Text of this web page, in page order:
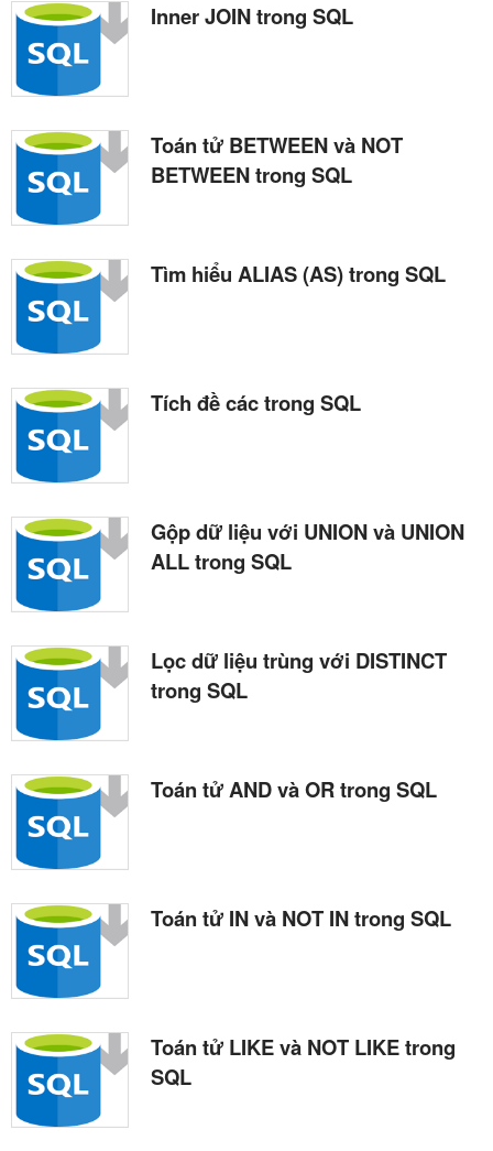
Inner JOIN trong SQL
Toán tử BETWEEN và NOT
BETWEEN trong SQL
Tìm hiểu ALIAS (AS) trong SQL
Tích đề các trong SQL
Gộp dữ liệu với UNION và UNION
ALL trong SQL
Lọc dữ liệu trùng với DISTINCT
trong SQL
Toán tử AND và OR trong SQL
Toán tử IN và NOT IN trong SQL
Toán tử LIKE và NOT LIKE trong
SQL